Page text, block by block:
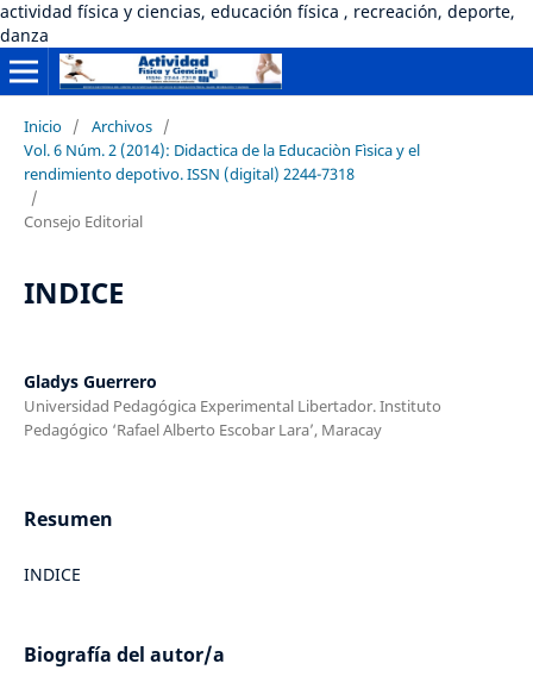
actividad física y ciencias, educación física , recreación, deporte,
danza
Inicio / Archivos /
Vol. 6 Núm. 2 (2014): Didactica de la Educaciòn Fìsica y el
rendimiento depotivo. ISSN (digital) 2244-7318
/
Consejo Editorial
INDICE
Gladys Guerrero
Universidad Pedagógica Experimental Libertador. Instituto
Pedagógico ‘Rafael Alberto Escobar Lara’, Maracay
Resumen
INDICE
Biografía del autor/a